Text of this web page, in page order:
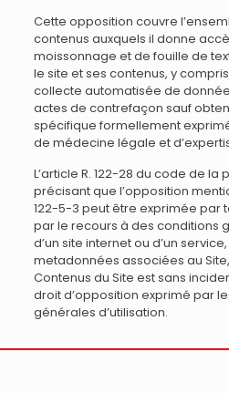
Cette opposition couvre
contenus auxquels il donne
moissonnage et de fouille de
le site et ses contenus, y
collecte automatisée de
actes de contrefaçon sauf
spécifique formellement
de médecine légale et
L’article R. 122-28 du code de
précisant que l’opposition
122-5-3 peut être exprimée par
par le recours à des conditions
d’un site internet ou d’un
metadonnées associées au
Contenus du Site est sans
droit d’opposition exprimé par
générales d’utilisation.